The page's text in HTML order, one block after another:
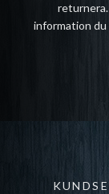
information